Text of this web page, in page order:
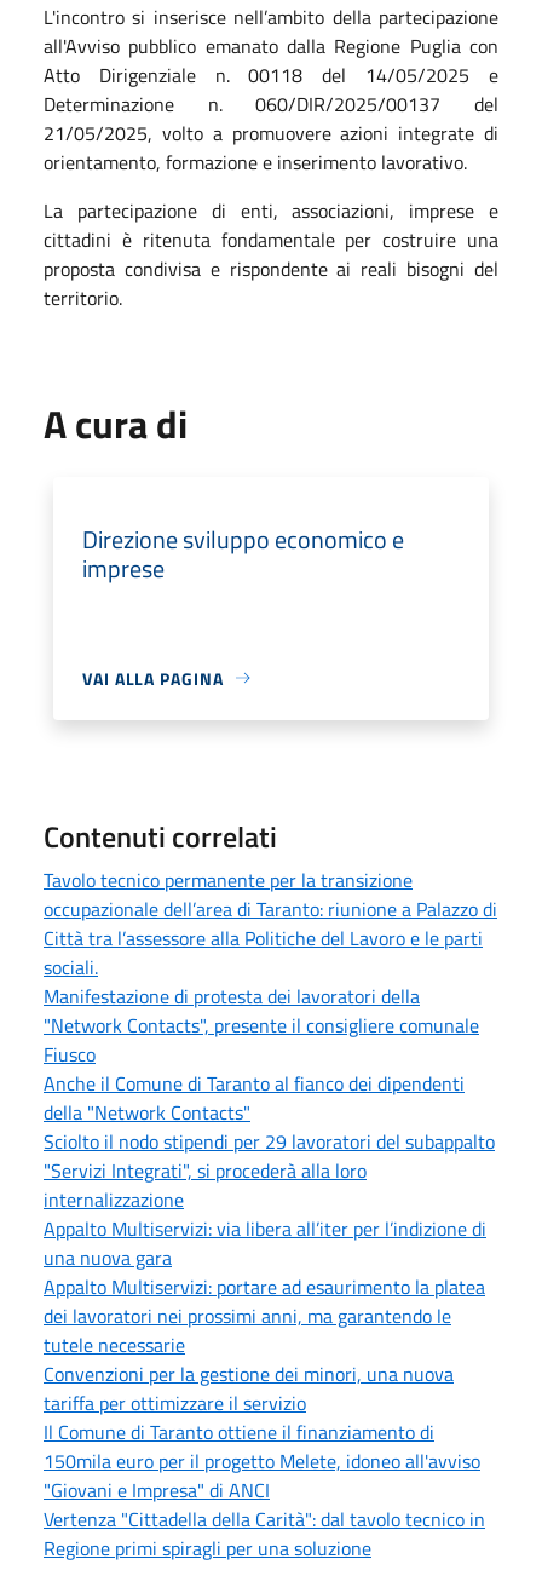
L'incontro si inserisce nell’ambito della partecipazione
all'Avviso pubblico emanato dalla Regione Puglia con
Atto Dirigenziale n. 00118 del 14/05/2025 e
Determinazione n. 060/DIR/2025/00137 del
21/05/2025, volto a promuovere azioni integrate di
orientamento, formazione e inserimento lavorativo.
La partecipazione di enti, associazioni, imprese e
cittadini è ritenuta fondamentale per costruire una
proposta condivisa e rispondente ai reali bisogni del
territorio.
A cura di
Direzione sviluppo economico e
imprese
VAI ALLA PAGINA
Contenuti correlati
Tavolo tecnico permanente per la transizione
occupazionale dell’area di Taranto: riunione a Palazzo di
Città tra l’assessore alla Politiche del Lavoro e le parti
sociali.
Manifestazione di protesta dei lavoratori della
"Network Contacts", presente il consigliere comunale
Fiusco
Anche il Comune di Taranto al fianco dei dipendenti
della "Network Contacts"
Sciolto il nodo stipendi per 29 lavoratori del subappalto
"Servizi Integrati", si procederà alla loro
internalizzazione
Appalto Multiservizi: via libera all’iter per l’indizione di
una nuova gara
Appalto Multiservizi: portare ad esaurimento la platea
dei lavoratori nei prossimi anni, ma garantendo le
tutele necessarie
Convenzioni per la gestione dei minori, una nuova
tariffa per ottimizzare il servizio
Il Comune di Taranto ottiene il finanziamento di
150mila euro per il progetto Melete, idoneo all'avviso
"Giovani e Impresa" di ANCI
Vertenza "Cittadella della Carità": dal tavolo tecnico in
Regione primi spiragli per una soluzione